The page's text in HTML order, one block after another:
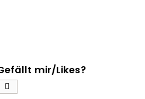
mir/Likes?